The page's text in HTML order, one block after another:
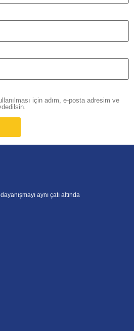
için adım, e-posta adresim ve
aynı çatı altında